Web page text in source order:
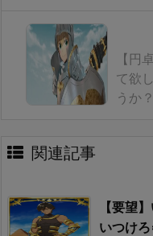
【円
て欲
うか？
関連記事
【要望
いつけ